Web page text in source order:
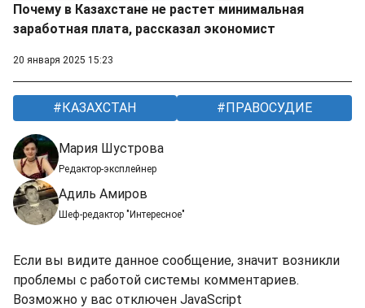
Почему в Казахстане не растет минимальная
заработная плата, рассказал экономист
20 января 2025 15:23
КАЗАХСТАН ПРАВОСУДИЕ
Мария Шустрова
Редактор-эксплейнер
Адиль Амиров
Шеф-редактор "Интересное"
Если вы видите данное сообщение, значит возникли
проблемы с работой системы комментариев.
Возможно у вас отключен JavaScript